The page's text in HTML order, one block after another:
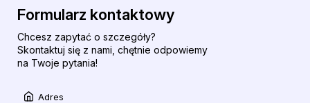
Formularz kontaktowy
Chcesz zapytać o szczegóły?
Skontaktuj się z nami, chętnie odpowiemy
na Twoje pytania!
Adres